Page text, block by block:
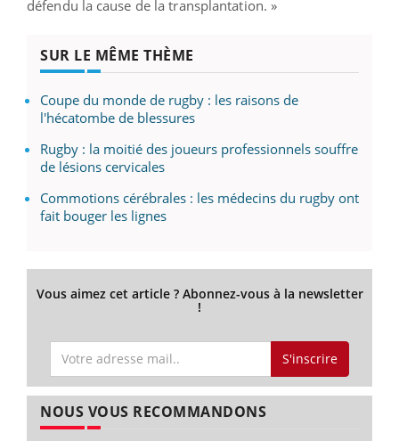
défendu la cause de la transplantation. »
SUR LE MÊME THÈME
Coupe du monde de rugby : les raisons de
l'hécatombe de blessures
Rugby : la moitié des joueurs professionnels souffre
de lésions cervicales
Commotions cérébrales : les médecins du rugby ont
fait bouger les lignes
Vous aimez cet article ? Abonnez-vous à la newsletter
!
S'inscrire
NOUS VOUS RECOMMANDONS